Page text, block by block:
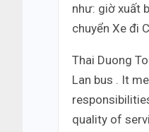
như: giờ xuất
chuyển Xe đi
Thai Duong
Lan bus . It
quality of